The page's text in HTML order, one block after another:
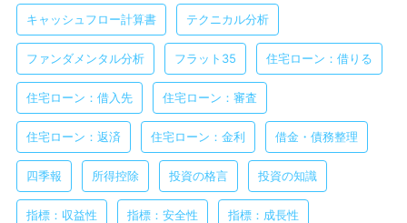
キャッシュフロー計算書 テクニカル分析
ファンダメンタル分析 フラット35 住宅ローン：借りる
住宅ローン：借入先 住宅ローン：審査
住宅ローン：返済 住宅ローン：金利 借金・債務整理
四季報 所得控除 投資の格言 投資の知識
指標：収益性 指標：安全性 指標：成長性